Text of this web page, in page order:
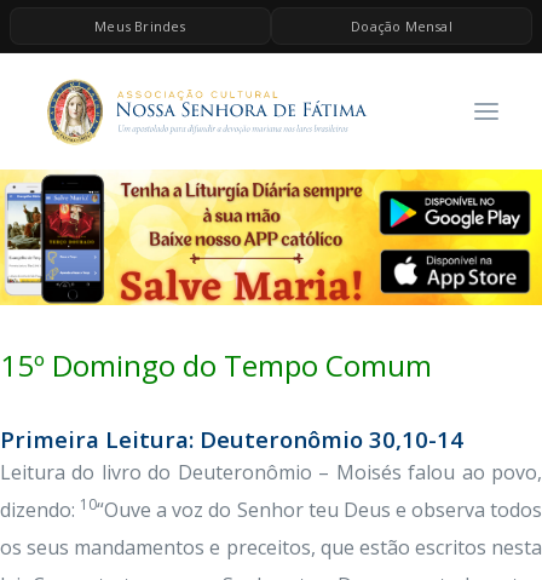
Meus Brindes Doação Mensal
HOME
A ASSOCIAÇÃO
CONTEÚDOS DE MARIA
ESPIRITUALIDADE
AS MELHORES MÚSICAS CATÓLICAS
BRINDES
QUERO DOAR
15º Domingo do Tempo Comum
Primeira Leitura: Deuteronômio 30,10-14
Leitura do livro do Deuteronômio – Moisés falou ao povo,
dizendo: 10“Ouve a voz do Senhor teu Deus e observa todos
os seus mandamentos e preceitos, que estão escritos nesta